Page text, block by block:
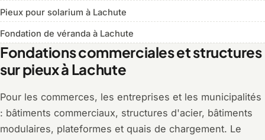
Pieux pour solarium à Lachute
Fondation de véranda à Lachute
Fondations commerciales et structures
sur pieux à Lachute
Pour les commerces, les entreprises et les municipalités
: bâtiments commerciaux, structures d'acier, bâtiments
modulaires, plateformes et quais de chargement. Le